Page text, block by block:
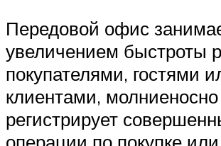
Передовой офис
увеличением быстроты
покупателями, гостями
клиентами, молниеносно
регистрирует